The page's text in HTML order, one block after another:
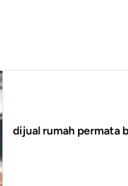
dijual rumah permata